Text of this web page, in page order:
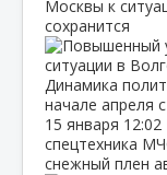
Москвы к
сохранится
Динамика
начале апреля
15 января 12:02
спецтехника
снежный плен